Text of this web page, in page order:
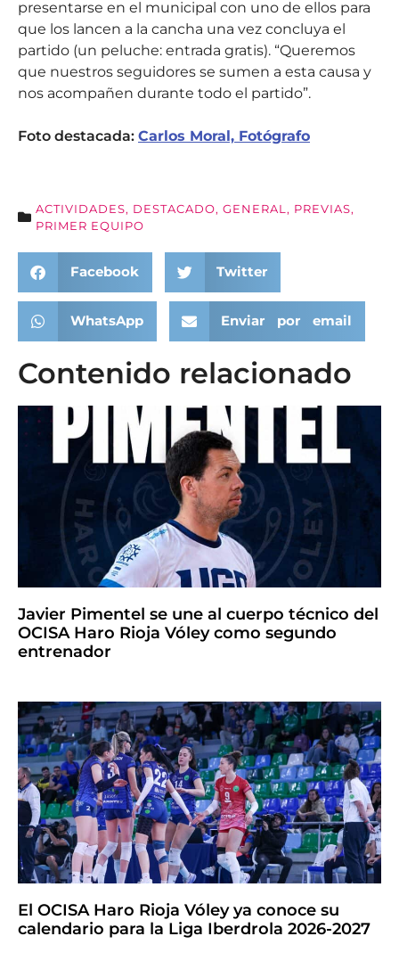
presentarse en el municipal con uno de ellos para
que los lancen a la cancha una vez concluya el
partido (un peluche: entrada gratis). “Queremos
que nuestros seguidores se sumen a esta causa y
nos acompañen durante todo el partido”.
Foto destacada: Carlos Moral, Fotógrafo
ACTIVIDADES, DESTACADO, GENERAL , PREVIAS,
PRIMER EQUIPO
Facebook Twitter
WhatsApp Enviar por email
Contenido relacionado
Javier Pimentel se une al cuerpo técnico del
OCISA Haro Rioja Vóley como segundo
entrenador
El OCISA Haro Rioja Vóley ya conoce su
calendario para la Liga Iberdrola 2026-2027